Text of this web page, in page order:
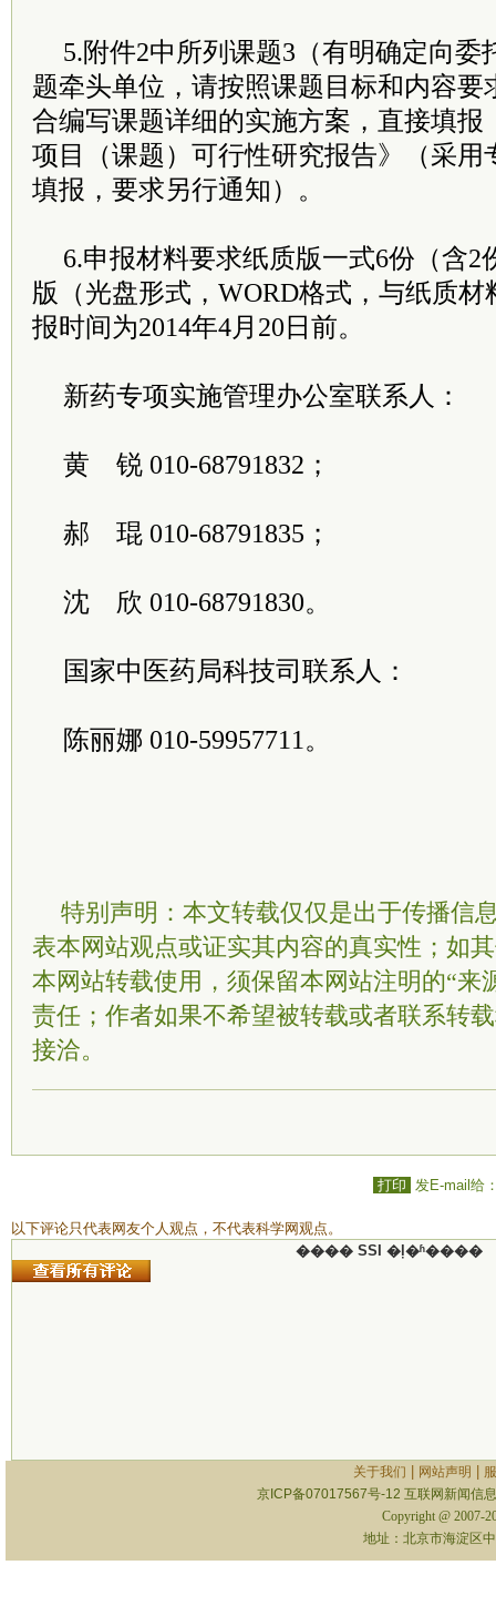
5.附件2中所列课题3（有明确定向委
题牵头单位，请按照课题目标和内容要
合编写课题详细的实施方案，直接填报
项目（课题）可行性研究报告》（采用
填报，要求另行通知）。
6.申报材料要求纸质版一式6份（含2
版（光盘形式，WORD格式，与纸质
报时间为2014年4月20日前。
新药专项实施管理办公室联系人：
黄 锐 010-68791832；
郝 琨 010-68791835；
沈 欣 010-68791830。
国家中医药局科技司联系人：
陈丽娜 010-59957711。
特别声明：本文转载仅仅是出于传播信
表本网站观点或证实其内容的真实性；如
本网站转载使用，须保留本网站注明的“来
责任；作者如果不希望被转载或者联系转
接洽。
打印 发E-mail给
以下评论只代表网友个人观点，不代表科学网观点。
���� SSI �ļ�ʱ����
关于我们 网站声明
京ICP备07017567号-12 互联网新闻信
Copyright @ 2007-
地址：北京市海淀区